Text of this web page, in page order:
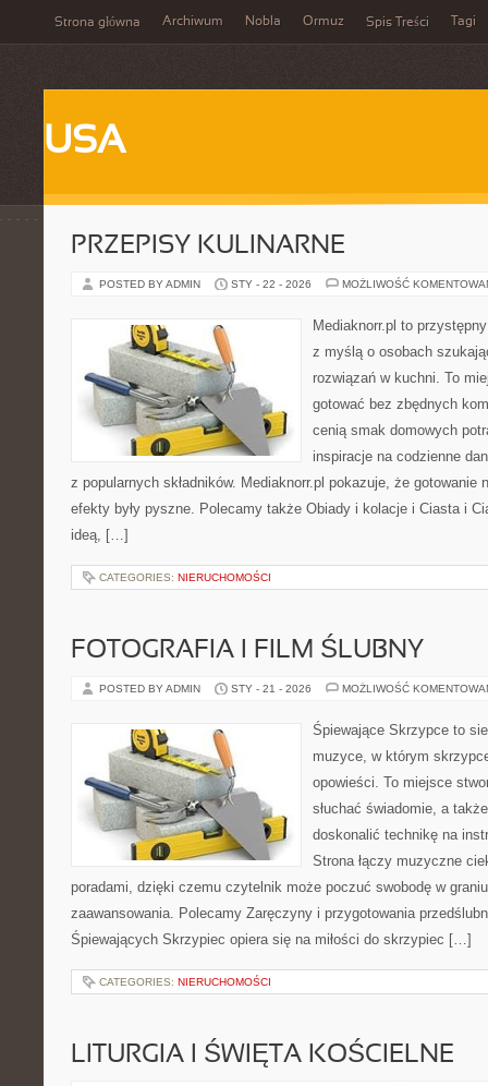
Strona główna Archiwum Nobla Ormuz Spis Treści Tagi
USA
PRZEPISY KULINARNE
POSTED BY ADMIN STY - 22 - 2026 MOŻLIWOŚĆ
Mediaknorr.pl to
z myślą o osobach
rozwiązań w kuchni. To
gotować bez zbędnych
cenią smak domowych
inspiracje na codzienne
z popularnych składników. Mediaknorr.pl pokazuje, że gotowanie
efekty były pyszne. Polecamy także Obiady i kolacje i Ciasta i
ideą, […]
CATEGORIES: NIERUCHOMOŚCI
FOTOGRAFIA I FILM ŚLUBNY
POSTED BY ADMIN STY - 21 - 2026 MOŻLIWOŚĆ
Śpiewające Skrzypce to
muzyce, w którym
opowieści. To miejsce
słuchać świadomie, a
doskonalić technikę na
Strona łączy muzyczne
poradami, dzięki czemu czytelnik może poczuć swobodę w
zaawansowania. Polecamy Zaręczyny i przygotowania
Śpiewających Skrzypiec opiera się na miłości do skrzypiec […]
CATEGORIES: NIERUCHOMOŚCI
LITURGIA I ŚWIĘTA KOŚCIELNE